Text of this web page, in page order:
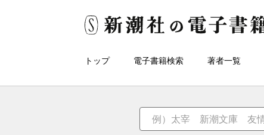
トップ 電子書籍検索 著者一覧